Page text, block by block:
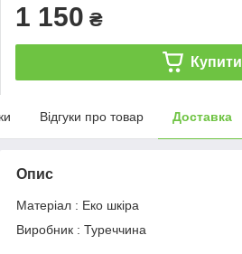
1 150 ₴
Купити
Відгуки про товар Доставка
Опис
Матеріал : Еко шкіра
Виробник : Туреччина